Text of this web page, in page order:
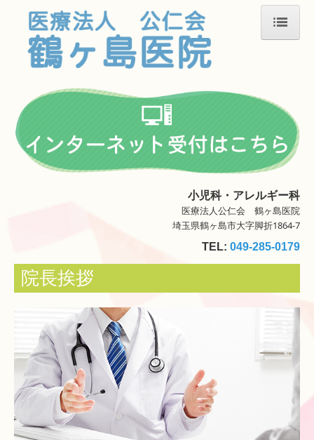
ホーム
お知らせ
診療案内
お問い合わせ
小児科・アレルギー科
医療法人公仁会 鶴ヶ島医院
埼玉県鶴ヶ島市大字脚折1864-7
TEL: 049-285-0179
院長挨拶